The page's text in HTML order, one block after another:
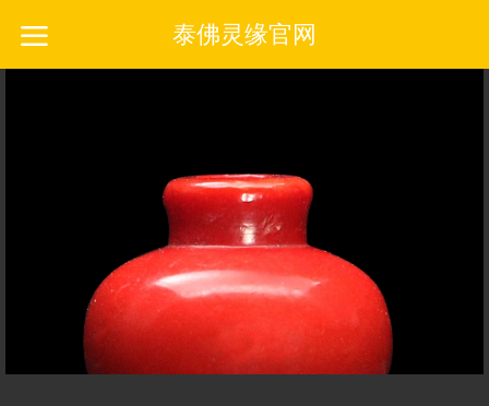
泰佛灵缘官网